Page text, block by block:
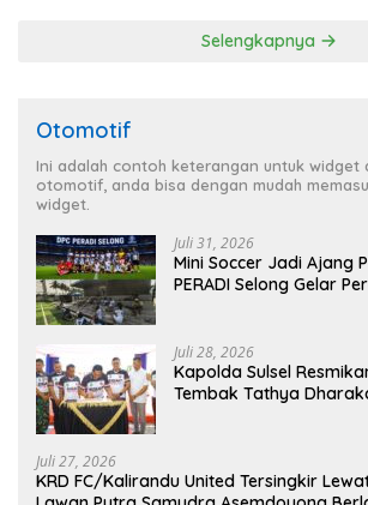
Selengkapnya
Otomotif
Ini adalah contoh keterangan untuk widget
otomotif, anda bisa dengan mudah
widget.
Juli 31, 2026
Mini Soccer Jadi Ajang
PERADI Selong Gelar
Juli 28, 2026
Kapolda Sulsel
Tembak Tathya
Juli 27, 2026
KRD FC/Kalirandu United Tersingkir